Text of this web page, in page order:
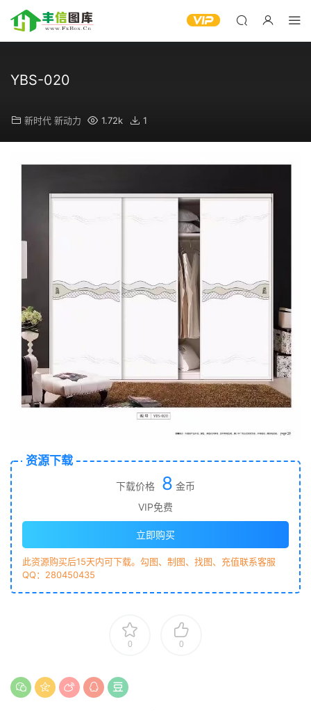
YBS-020
新时代 新动力 1.72k 1
资源下载
下载价格 8 金币
VIP免费
立即购买
此资源购买后15天内可下载。勾图、制图、找图、充值联系客服
QQ：280450435
0 0